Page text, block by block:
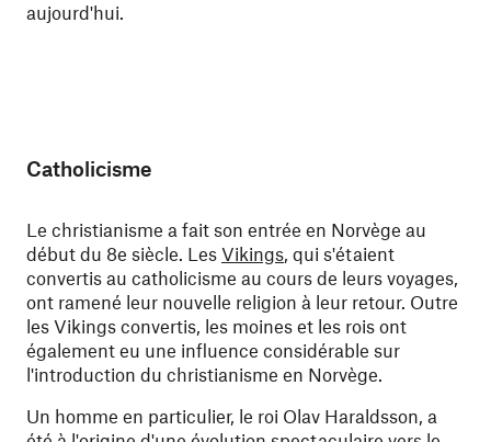
aujourd'hui.
Catholicisme
Le christianisme a fait son entrée en Norvège au
début du 8e siècle. Les Vikings, qui s'étaient
convertis au catholicisme au cours de leurs voyages,
ont ramené leur nouvelle religion à leur retour. Outre
les Vikings convertis, les moines et les rois ont
également eu une influence considérable sur
l'introduction du christianisme en Norvège.
Un homme en particulier, le roi Olav Haraldsson, a